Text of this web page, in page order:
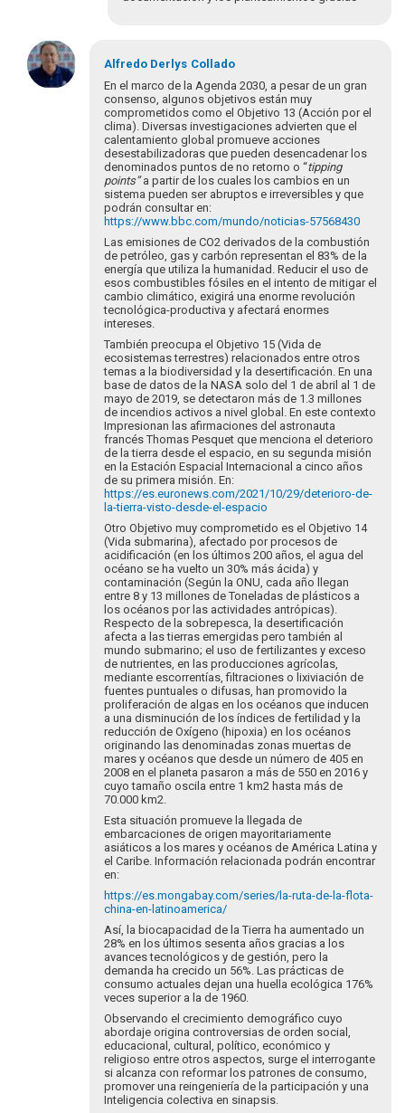
En
respuesta
a
Estimadas/os
integrantes
collado.alfred…
Alfredo Derlys Collado
En el marco de la Agenda 2030, a pesar de un gran
consenso, algunos objetivos están muy
comprometidos como el Objetivo 13 (Acción por el
clima). Diversas investigaciones advierten que el
calentamiento global promueve acciones
desestabilizadoras que pueden desencadenar los
denominados puntos de no retorno o “tipping
points”a partir de los cuales los cambios en un
sistema pueden ser abruptos e irreversibles y que
podrán consultar en:
https://www.bbc.com/mundo/noticias-57568430
Las emisiones de CO2 derivados de la combustión
de petróleo, gas y carbón representan el 83% de la
energía que utiliza la humanidad. Reducir el uso de
esos combustibles fósiles en el intento de mitigar el
cambio climático, exigirá una enorme revolución
tecnológica-productiva y afectará enormes
intereses.
También preocupa el Objetivo 15 (Vida de
ecosistemas terrestres) relacionados entre otros
temas a la biodiversidad y la desertificación. En una
base de datos de la NASA solo del 1 de abril al 1 de
mayo de 2019, se detectaron más de 1.3 millones
de incendios activos a nivel global. En este contexto
Impresionan las afirmaciones del astronauta
francés Thomas Pesquet que menciona el deterioro
de la tierra desde el espacio, en su segunda misión
en la Estación Espacial Internacional a cinco años
de su primera misión. En:
https://es.euronews.com/2021/10/29/deterioro-de-
la-tierra-visto-desde-el-espacio
Otro Objetivo muy comprometido es el Objetivo 14
(Vida submarina), afectado por procesos de
acidificación (en los últimos 200 años, el agua del
océano se ha vuelto un 30% más ácida) y
contaminación (Según la ONU, cada año llegan
entre 8 y 13 millones de Toneladas de plásticos a
los océanos por las actividades antrópicas).
Respecto de la sobrepesca, la desertificación
afecta a las tierras emergidas pero también al
mundo submarino; el uso de fertilizantes y exceso
de nutrientes, en las producciones agrícolas,
mediante escorrentías, filtraciones o lixiviación de
fuentes puntuales o difusas, han promovido la
proliferación de algas en los océanos que inducen
a una disminución de los índices de fertilidad y la
reducción de Oxígeno (hipoxia) en los océanos
originando las denominadas zonas muertas de
mares y océanos que desde un número de 405 en
2008 en el planeta pasaron a más de 550 en 2016 y
cuyo tamaño oscila entre 1 km2 hasta más de
70.000 km2.
Esta situación promueve la llegada de
embarcaciones de origen mayoritariamente
asiáticos a los mares y océanos de América Latina y
el Caribe. Información relacionada podrán encontrar
en:
https://es.mongabay.com/series/la-ruta-de-la-flota-
china-en-latinoamerica/
Así, la biocapacidad de la Tierra ha aumentado un
28% en los últimos sesenta años gracias a los
avances tecnológicos y de gestión, pero la
demanda ha crecido un 56%. Las prácticas de
consumo actuales dejan una huella ecológica 176%
veces superior a la de 1960.
Observando el crecimiento demográfico cuyo
abordaje origina controversias de orden social,
educacional, cultural, político, económico y
religioso entre otros aspectos, surge el interrogante
si alcanza con reformar los patrones de consumo,
promover una reingeniería de la participación y una
Inteligencia colectiva en sinapsis.